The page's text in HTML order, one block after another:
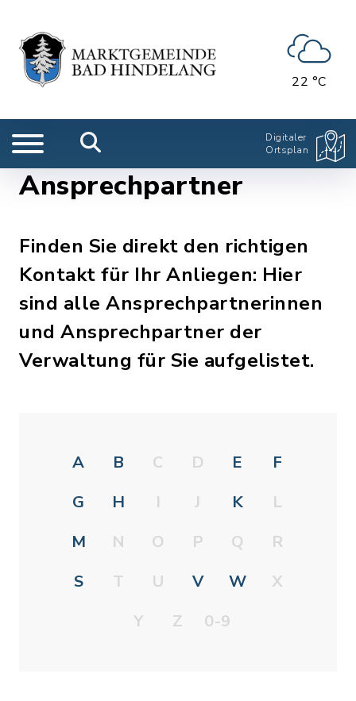
22 °C
Digitaler
Ortsplan
Ansprechpartner
Finden Sie direkt den richtigen
Kontakt für Ihr Anliegen: Hier
sind alle Ansprechpartnerinnen
und Ansprechpartner der
Verwaltung für Sie aufgelistet.
A B C D E
F
G
H I J K
L
M
N O P Q
R
S
T U V W
X
Y
Z 0-9